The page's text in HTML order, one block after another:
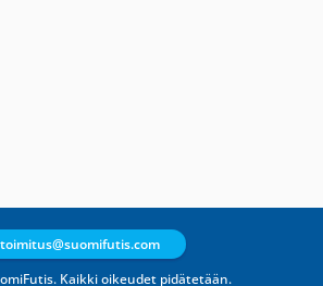
Kaikki oikeudet pidätetään.
toimitus@suomifutis.com